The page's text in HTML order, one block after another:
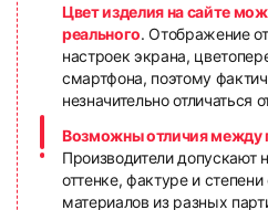
Цвет изделия на сайте
реального. Отображение
настроек экрана,
смартфона, поэтому
незначительно отличаться
Возможны отличия между
Производители допускают
оттенке, фактуре и
материалов из разных